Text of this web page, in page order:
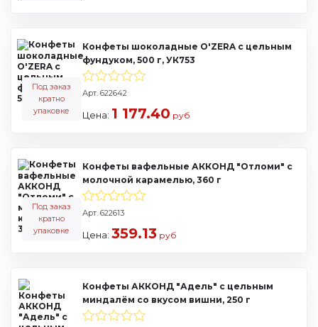
Конфеты шоколадные O'ZERA с цельным
фундуком, 500 г, УК753
Арт. 622642
Под заказ
кратно
упаковке
Цена: 1 177.40 руб
Конфеты вафельные АККОНД "Отломи" с
молочной карамелью, 360 г
Арт. 622613
Под заказ
кратно
упаковке
Цена: 359.13 руб
Конфеты АККОНД "Адель" с цельным
миндалём со вкусом вишни, 250 г